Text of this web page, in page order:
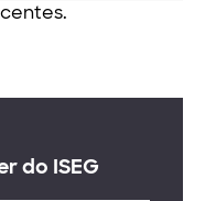
do ISEG